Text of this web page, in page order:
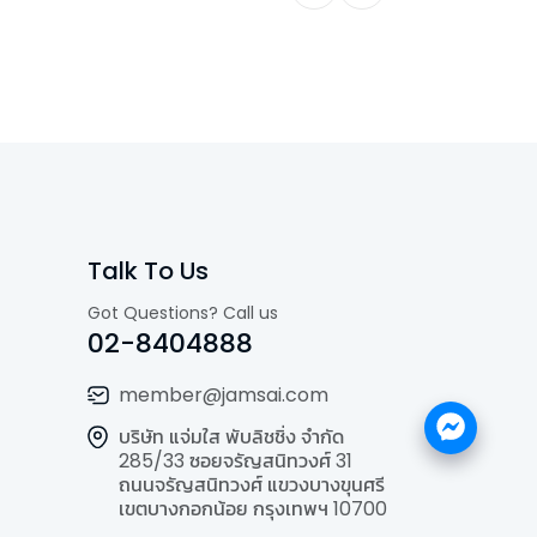
Talk To Us
Got Questions? Call us
02-8404888
member@jamsai.com
บริษัท แจ่มใส พับลิชชิ่ง จำกัด
285/33 ซอยจรัญสนิทวงศ์ 31
ถนนจรัญสนิทวงศ์ แขวงบางขุนศรี
เขตบางกอกน้อย กรุงเทพฯ 10700